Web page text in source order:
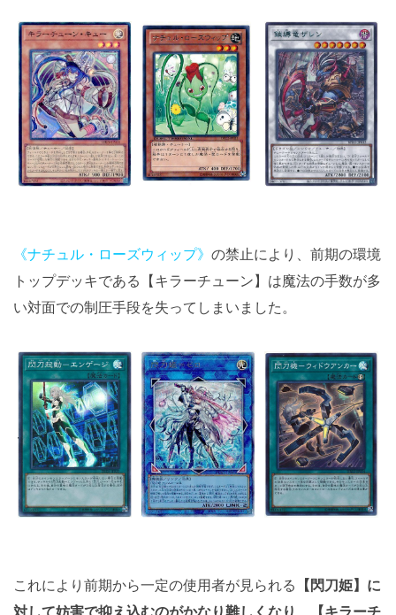
《ナチュル・ローズウィップ》 の禁止により、前期の環境
トップデッキである【キラーチューン】は魔法の手数が多
い対面での制圧手段を失ってしまいました。
これにより前期から一定の使用者が見られる 【閃刀姫】に
対して妨害で抑え込むのがかなり難しくなり、【キラーチ